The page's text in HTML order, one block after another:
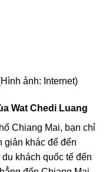
ảnh: Internet)
Wat Chedi Luang
Chiang Mai, bạn chỉ
giản khác để đến
khách quốc tế đến